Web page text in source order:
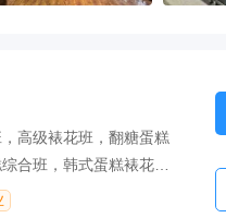
高级裱花班，翻糖蛋糕
合班，韩式蛋糕裱花班